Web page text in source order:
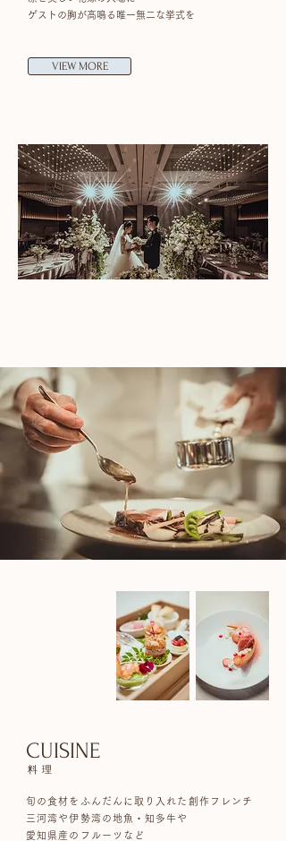
​ゲストの胸が高鳴る唯一無二な挙式を
VIEW MORE
CUISINE
料 理
旬の食材をふんだんに取り入れた創作フレンチ
三河湾や伊勢湾の地魚・知多牛や
愛知県産のフルーツなど